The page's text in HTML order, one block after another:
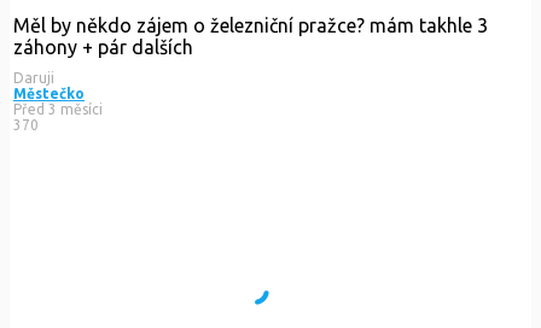
Měl by někdo zájem o železniční pražce? mám takhle 3
záhony + pár dalších
Daruji
Městečko
Před 3 měsíci
370